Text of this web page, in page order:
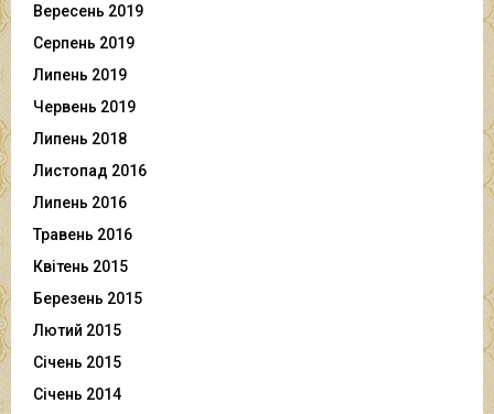
Вересень 2019
Серпень 2019
Липень 2019
Червень 2019
Липень 2018
Листопад 2016
Липень 2016
Травень 2016
Квітень 2015
Березень 2015
Лютий 2015
Січень 2015
Січень 2014